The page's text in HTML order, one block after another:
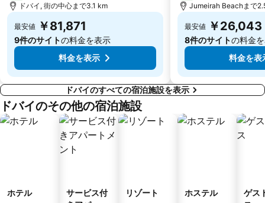
Umm Al Quwain Fort
Deira City Centre Metro Station
Hor Al Anz
DUBAI AIRSHOW
ドバイ, 街の中心まで3.1 km
最安値 ￥81,871
9件のサイトの料金を表示
料金を表示
Jumeirah Beachまで
最安値 ￥26,043
8件のサイトの料金
料金を表
ドバイのすべての宿泊施設を表示
ドバイのその他の宿泊施設
ホテル
サービス付
リゾート ホステル
ゲス